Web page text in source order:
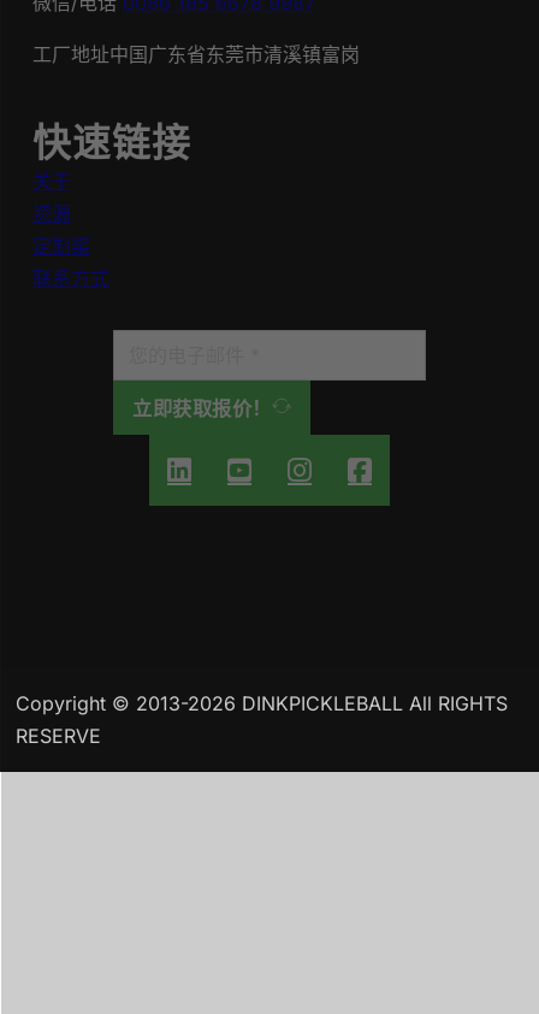
工厂地址中国广东省东莞市清溪镇富岗
快速链接
关于
资源
定制桨
联系方式
立即获取报价！
Copyright © 2013-2026 DINKPICKLEBALL All RIGHTS
RESERVE